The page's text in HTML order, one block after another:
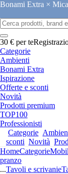
Bonami Extra ×
30 € per te
Categorie
Ambienti
Bonami Extra
Ispirazione
Offerte e sconti
Novità
Prodotti premium
TOP100
Professionisti
Categorie
sconti Novità
HomeCategorie
pranzo
...Tavoli e scrivanie